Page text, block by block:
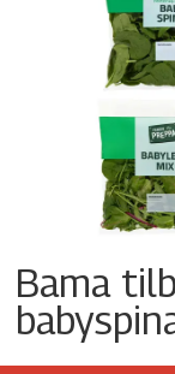
Bama